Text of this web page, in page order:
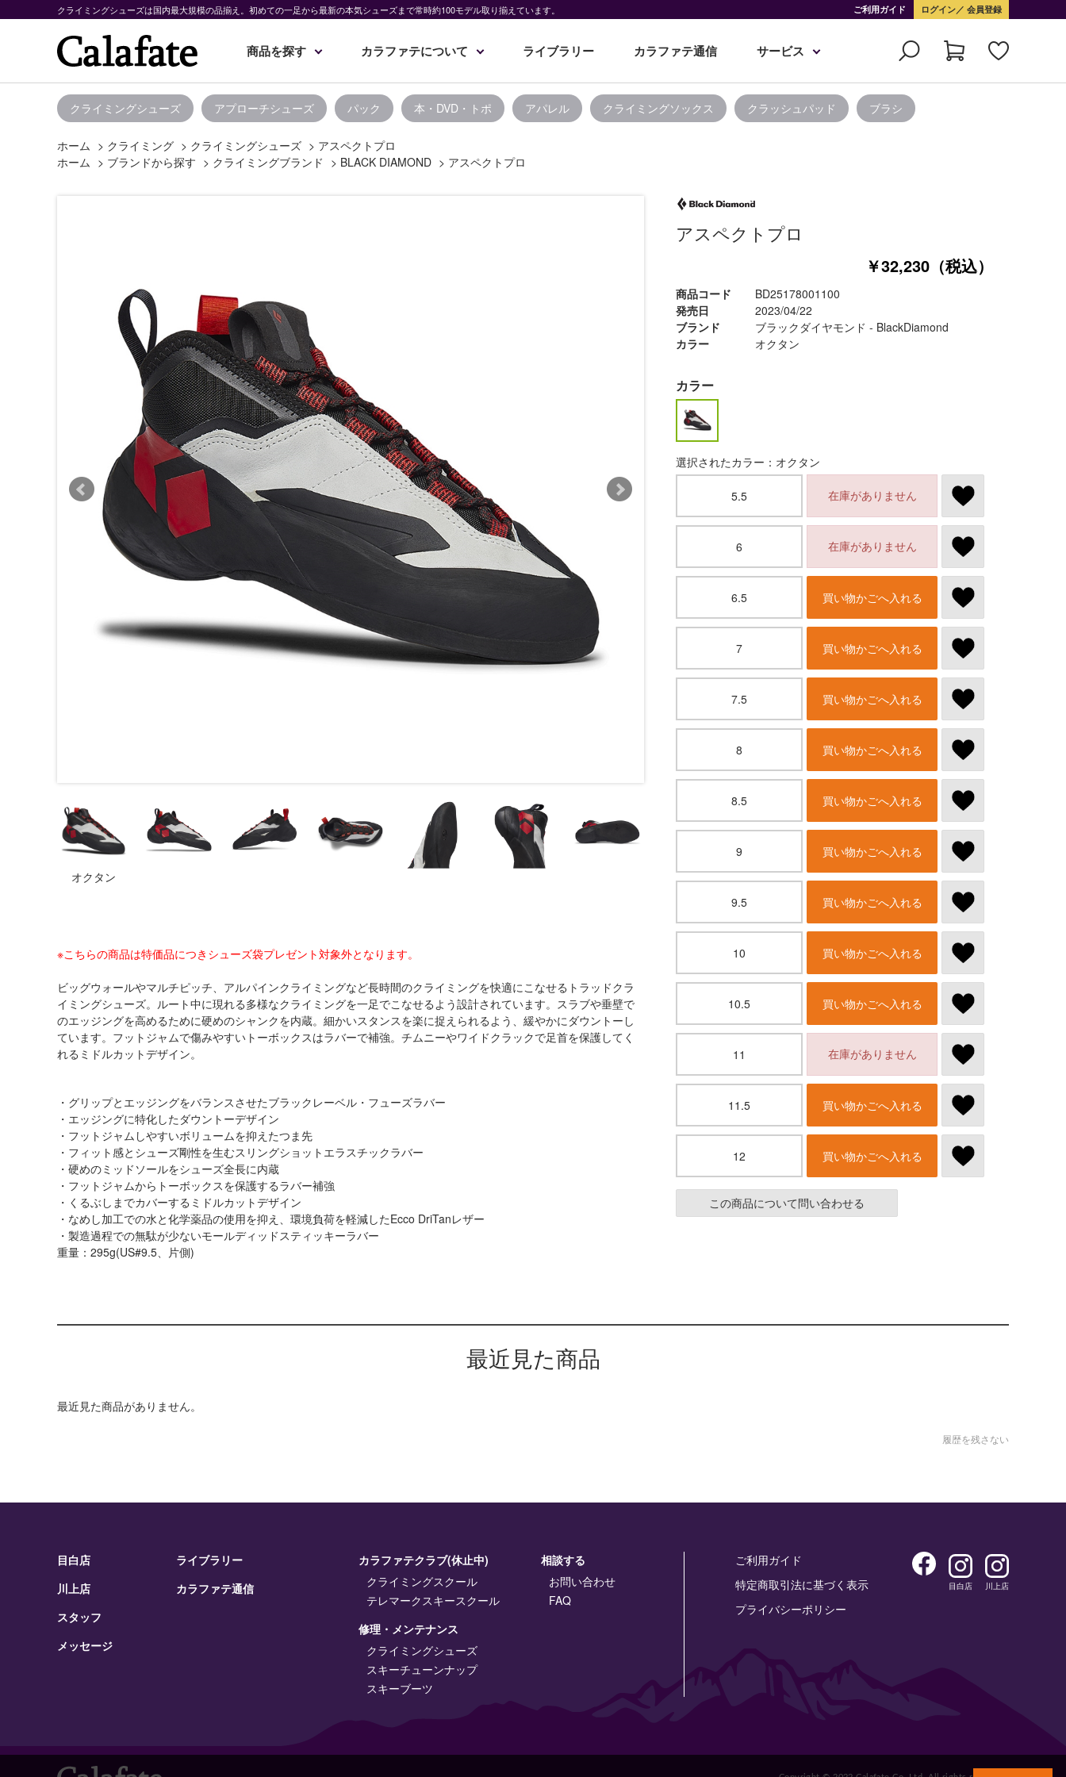
クライミングシューズは国内最大規模の品揃え。初めての一足から最新の本気シューズまで常時約100モデル取り揃えています。 ご利用ガイド ログイン 会員登録
商品を探す カラファテについて ライブラリー カラファテ通信 サービス
クライミングシューズ アプローチシューズ パック 本・DVD・トポ アパレル クライミングソックス クラッシュパッド ブラシ
ホーム > クライミング > クライミングシューズ > アスペクトプロ
ホーム > ブランドから探す > クライミングブランド > BLACK DIAMOND > アスペクトプロ
オクタン
※こちらの商品は特価品につきシューズ袋プレゼント対象外となります。
ビッグウォールやマルチピッチ、アルパインクライミングなど長時間のクライミングを快適にこなせるトラッドクラ
イミングシューズ。ルート中に現れる多様なクライミングを一足でこなせるよう設計されています。スラブや垂壁で
のエッジングを高めるために硬めのシャンクを内蔵。細かいスタンスを楽に捉えられるよう、緩やかにダウントーし
ています。フットジャムで傷みやすいトーボックスはラバーで補強。チムニーやワイドクラックで足首を保護してく
れるミドルカットデザイン。
・グリップとエッジングをバランスさせたブラックレーベル・フューズラバー
・エッジングに特化したダウントーデザイン
・フットジャムしやすいボリュームを抑えたつま先
・フィット感とシューズ剛性を生むスリングショットエラスチックラバー
・硬めのミッドソールをシューズ全長に内蔵
・フットジャムからトーボックスを保護するラバー補強
・くるぶしまでカバーするミドルカットデザイン
・なめし加工での水と化学薬品の使用を抑え、環境負荷を軽減したEcco DriTanレザー
・製造過程での無駄が少ないモールディッドスティッキーラバー
重量：295g(US#9.5、片側)
アスペクトプロ
￥32,230（税込）
商品コード
BD25178001100
発売日
2023/04/22
ブランド
ブラックダイヤモンド - BlackDiamond
カラー
オクタン
カラー
選択されたカラー：オクタン
5.5 在庫がありません
6 在庫がありません
6.5 買い物かごへ入れる
7 買い物かごへ入れる
7.5 買い物かごへ入れる
8 買い物かごへ入れる
8.5 買い物かごへ入れる
9 買い物かごへ入れる
9.5 買い物かごへ入れる
10 買い物かごへ入れる
10.5 買い物かごへ入れる
11 在庫がありません
11.5 買い物かごへ入れる
12 買い物かごへ入れる
この商品について問い合わせる
最近見た商品
最近見た商品がありません。
履歴を残さない
目白店
川上店
スタッフ
メッセージ
ライブラリー
カラファテ通信
カラファテクラブ(休止中)
クライミングスクール
テレマークスキースクール
修理・メンテナンス
クライミングシューズ
スキーチューンナップ
スキーブーツ
相談する
お問い合わせ
FAQ
ご利用ガイド
特定商取引法に基づく表示
プライバシーポリシー
目白店 川上店